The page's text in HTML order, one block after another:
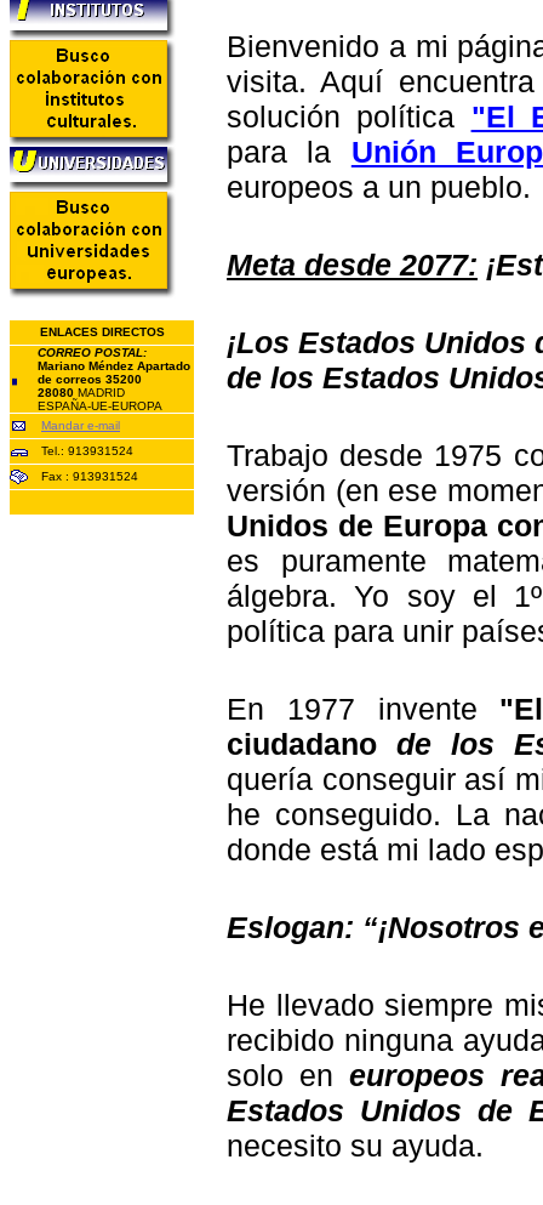
ENLACES DIRECTOS
CORREO POSTAL:
Mariano Méndez Apartado
de correos 35200
28080 MADRID
ESPAÑA-UE-EUROPA
Mandar e-mail
Tel.: 913931524
Fax : 913931524
Bienvenido a mi
visita. Aquí
solución política "El
para la Unión
europeos a un pueblo.
Meta desde 2077:
¡Los Estados
de los Estados
Trabajo desde 1975
versión (en ese
Unidos de Europa
es puramente
álgebra. Yo
soy el
política para unir
En 1977 invente
ciudadanode los
quería conseguir así
he conseguido. La
donde está mi lado
Eslogan: “¡Nosotros
He llevado siempre
recibido ninguna
solo en europeos
Estados Unidos de
necesito su ayuda.